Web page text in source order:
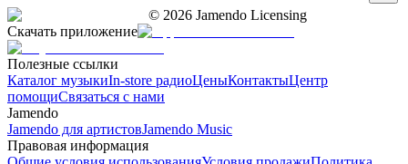
© 2026 Jamendo Licensing
Скачать приложение
Полезные ссылки
Каталог музыкиIn-store радиоЦеныКонтактыЦентр
помощиСвязаться с нами
Jamendo
Jamendo для артистовJamendo Music
Правовая информация